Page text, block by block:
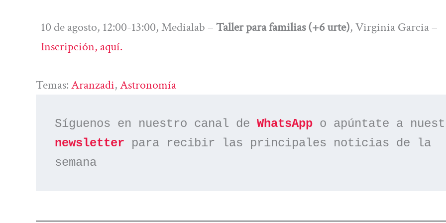
10 de agosto, 12:00-13:00, Medialab –Taller para familias (+6 urte), Virginia Garcia –
Inscripción, aquí.
Temas:Aranzadi, Astronomía
Síguenos en nuestro canal de WhatsApp
newsletter para recibir las principales noticias de la
semana